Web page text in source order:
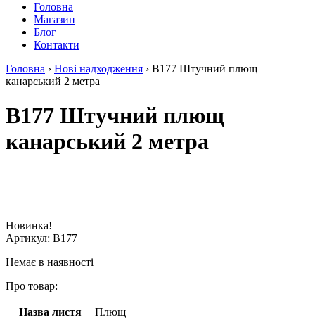
Головна
Магазин
Блог
Контакти
Головна › Нові надходження › B177 Штучний плющ
канарський 2 метра
B177 Штучний плющ
канарський 2 метра
Новинка!
Артикул: B177
Немає в наявності
Про товар:
Назва листя Плющ